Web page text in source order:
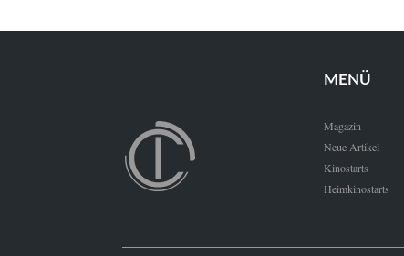
den Wettbewerb.
MENÜ
Magazin
Neue Artikel
Kinostarts
Heimkinostarts